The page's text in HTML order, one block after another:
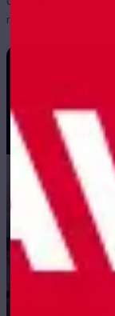
restrições de
LOCAÇÃO DE
XPRESS
ALUGUEL DE